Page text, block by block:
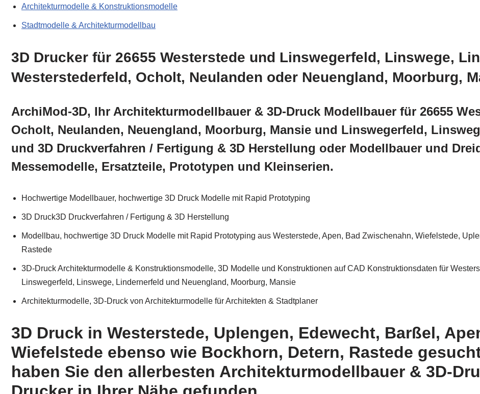
Architekturmodelle & Konstruktionsmodelle
Stadtmodelle & Architekturmodellbau
3D Drucker für 26655 Westerstede und Linswegerfeld, Linswege,
Westerstederfeld, Ocholt, Neulanden oder Neuengland, Moorburg,
ArchiMod-3D, Ihr Architekturmodellbauer & 3D-Druck Modellbauer für 26655
Ocholt, Neulanden, Neuengland, Moorburg, Mansie und Linswegerfeld,
und 3D Druckverfahren / Fertigung & 3D Herstellung oder Modellbauer und
Messemodelle, Ersatzteile, Prototypen und Kleinserien.
Hochwertige Modellbauer, hochwertige 3D Druck Modelle mit Rapid Prototyping
3D Druck3D Druckverfahren / Fertigung & 3D Herstellung
Modellbau, hochwertige 3D Druck Modelle mit Rapid Prototyping aus Westerstede, Apen, Bad Zwischenahn, Wiefelstede,
Rastede
3D-Druck Architekturmodelle & Konstruktionsmodelle, 3D Modelle und Konstruktionen auf CAD Konstruktionsdaten für
Linswegerfeld, Linswege, Lindernerfeld und Neuengland, Moorburg, Mansie
Architekturmodelle, 3D-Druck von Architekturmodelle für Architekten & Stadtplaner
3D Druck in Westerstede, Uplengen, Edewecht, Barßel,
Wiefelstede ebenso wie Bockhorn, Detern, Rastede
haben Sie den allerbesten Architekturmodellbauer & 3D-